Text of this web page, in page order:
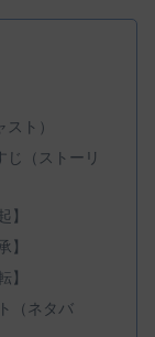
ト）
（ストーリ
】
】
】
（ネタバ